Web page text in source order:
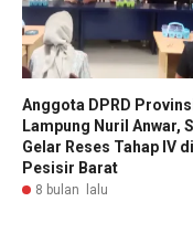
Anggota DPRD
Lampung Nuril Anwar,
Gelar Reses Tahap IV di
Pesisir Barat
8 bulan lalu